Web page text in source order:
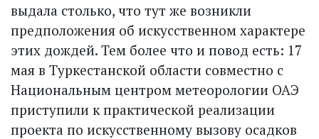
выдала столько, что тут же возникли
предположения об искусственном характере
этих дождей. Тем более что и повод есть: 17
мая в Туркестанской области совместно с
Национальным центром метеорологии ОАЭ
приступили к практической реализации
проекта по искусственному вызову осадков